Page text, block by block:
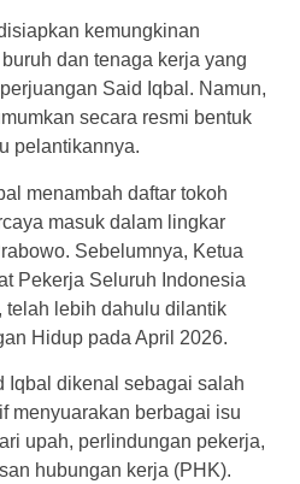
kemungkinan
dan tenaga kerja yang
Said Iqbal. Namun,
secara resmi bentuk
pelantikannya.
menambah daftar tokoh
masuk dalam lingkar
Sebelumnya, Ketua
Pekerja Seluruh Indonesia
telah lebih dahulu dilantik
Hidup pada April 2026.
Iqbal dikenal sebagai salah
menyuarakan berbagai isu
upah, perlindungan pekerja,
hubungan kerja (PHK).